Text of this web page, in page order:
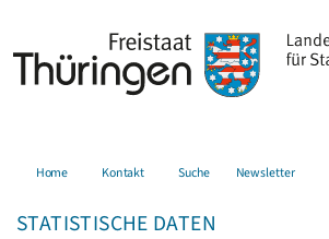
Home Kontakt Suche Newsletter
STATISTISCHE DATEN